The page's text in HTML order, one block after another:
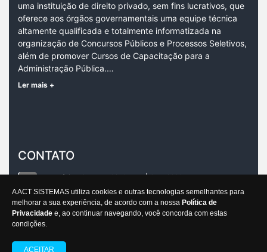
A ACT SISTEMAS utiliza cookies e outras tecnologias semelhantes para
melhorar a sua experiência, de acordo com a nossa Política de
Privacidade e, ao continuar navegando, você concorda com estas
condições.
ACEITAR
uma instituição de direito privado, sem fins lucrativos, que
oferece aos órgãos governamentais uma equipe técnica
altamente qualificada e totalmente informatizada na
organização de Concursos Públicos e Processos Seletivos,
além de promover Cursos de Capacitação para a
Administração Pública.…
Ler mais +
CONTATO
Rua México, 31, sala 703, Centro |CEP:20031-144
contato@ian.org.br